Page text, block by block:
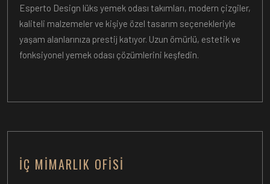
Esperto Design lüks yemek odası takımları, modern çizgiler,
kaliteli malzemeler ve kişiye özel tasarım seçenekleriyle
yaşam alanlarınıza prestij katıyor. Uzun ömürlü, estetik ve
fonksiyonel yemek odası çözümlerini keşfedin.
İÇ MIMARLIK OFISI